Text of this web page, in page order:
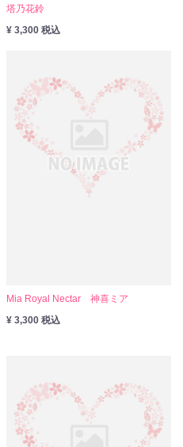
塔乃花鈴
¥ 3,300 税込
Mia Royal Nectar 神喜ミア
¥ 3,300 税込